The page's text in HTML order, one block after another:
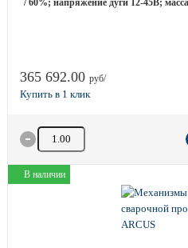
/ 60%; напряжение дуги 12-45B;
365 692.00 руб/
Количество товара
В наличии